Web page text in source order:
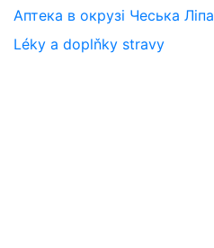
Аптека в окрузі Чеська Ліпа
Léky a doplňky stravy